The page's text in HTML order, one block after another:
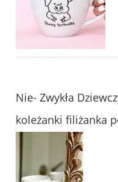
Nie- Zwykła
koleżanki filiżanka